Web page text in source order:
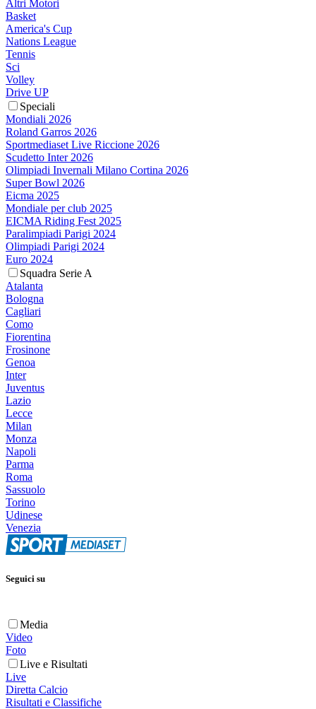
Altri Motori
Basket
America's Cup
Nations League
Tennis
Sci
Volley
Drive UP
Speciali
Mondiali 2026
Roland Garros 2026
Sportmediaset Live Riccione 2026
Scudetto Inter 2026
Olimpiadi Invernali Milano Cortina 2026
Super Bowl 2026
Eicma 2025
Mondiale per club 2025
EICMA Riding Fest 2025
Paralimpiadi Parigi 2024
Olimpiadi Parigi 2024
Euro 2024
Squadra Serie A
Atalanta
Bologna
Cagliari
Como
Fiorentina
Frosinone
Genoa
Inter
Juventus
Lazio
Lecce
Milan
Monza
Napoli
Parma
Roma
Sassuolo
Torino
Udinese
Venezia
Seguici su
Media
Video
Foto
Live e Risultati
Live
Diretta Calcio
Risultati e Classifiche